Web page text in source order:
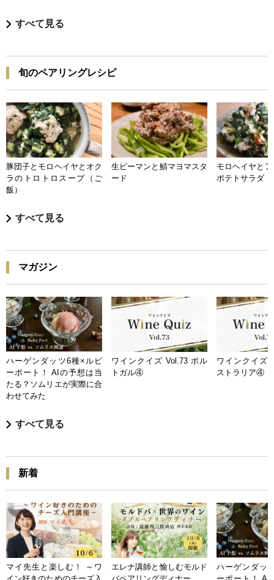
すべて見る
旬のペアリングレシピ
豚団子とモロヘイヤとオク
ラのトロトロスープ（ご
飯）
生ピーマンと鯖マヨマスタ
ード
モロヘイヤと
ポテトサラダ
すべて見る
マガジン
ハーゲンダッツ6種×ルビ
ーポート！ AIの予想は当
たる？ソムリエが実際に合
わせてみた
ワインクイズ Vol.73 ポル
トガル④
ワインクイズ
ストラリア④
すべて見る
新着
マイ先生と楽しむ！ ～ワ
エレナ講師と愉しむモルド
ハーゲンダッ